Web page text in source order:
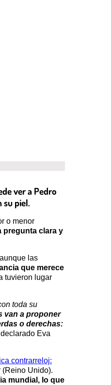
ver a Pedro
su piel.
o menor
pregunta clara y
las
que merece
tuvieron lugar
toda su
van a proponer
o derechas:
Eva
contrarreloj:
(Reino Unido).
mundial, lo que